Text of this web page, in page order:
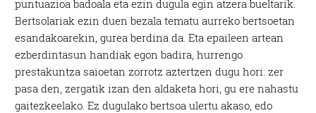
puntuazioa badoala eta ezin dugula egin atzera bueltarik.
Bertsolariak ezin duen bezala tematu aurreko bertsoetan
esandakoarekin, gurea berdina da. Eta epaileen artean
ezberdintasun handiak egon badira, hurrengo
prestakuntza saioetan zorrotz aztertzen dugu hori: zer
pasa den, zergatik izan den aldaketa hori, gu ere nahastu
gaitezkeelako. Ez dugulako bertsoa ulertu akaso, edo